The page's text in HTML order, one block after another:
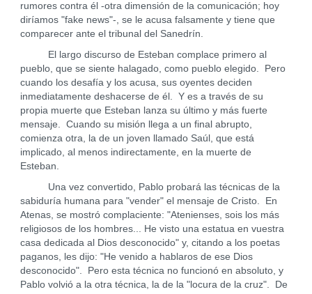
rumores contra él -otra dimensión de la comunicación; hoy
diríamos "fake news"-, se le acusa falsamente y tiene que
comparecer ante el tribunal del Sanedrín.
El largo discurso de Esteban complace primero al
pueblo, que se siente halagado, como pueblo elegido. Pero
cuando los desafía y los acusa, sus oyentes deciden
inmediatamente deshacerse de él. Y es a través de su
propia muerte que Esteban lanza su último y más fuerte
mensaje. Cuando su misión llega a un final abrupto,
comienza otra, la de un joven llamado Saúl, que está
implicado, al menos indirectamente, en la muerte de
Esteban.
Una vez convertido, Pablo probará las técnicas de la
sabiduría humana para "vender" el mensaje de Cristo. En
Atenas, se mostró complaciente: "Atenienses, sois los más
religiosos de los hombres... He visto una estatua en vuestra
casa dedicada al Dios desconocido" y, citando a los poetas
paganos, les dijo: "He venido a hablaros de ese Dios
desconocido". Pero esta técnica no funcionó en absoluto, y
Pablo volvió a la otra técnica, la de la "locura de la cruz". De